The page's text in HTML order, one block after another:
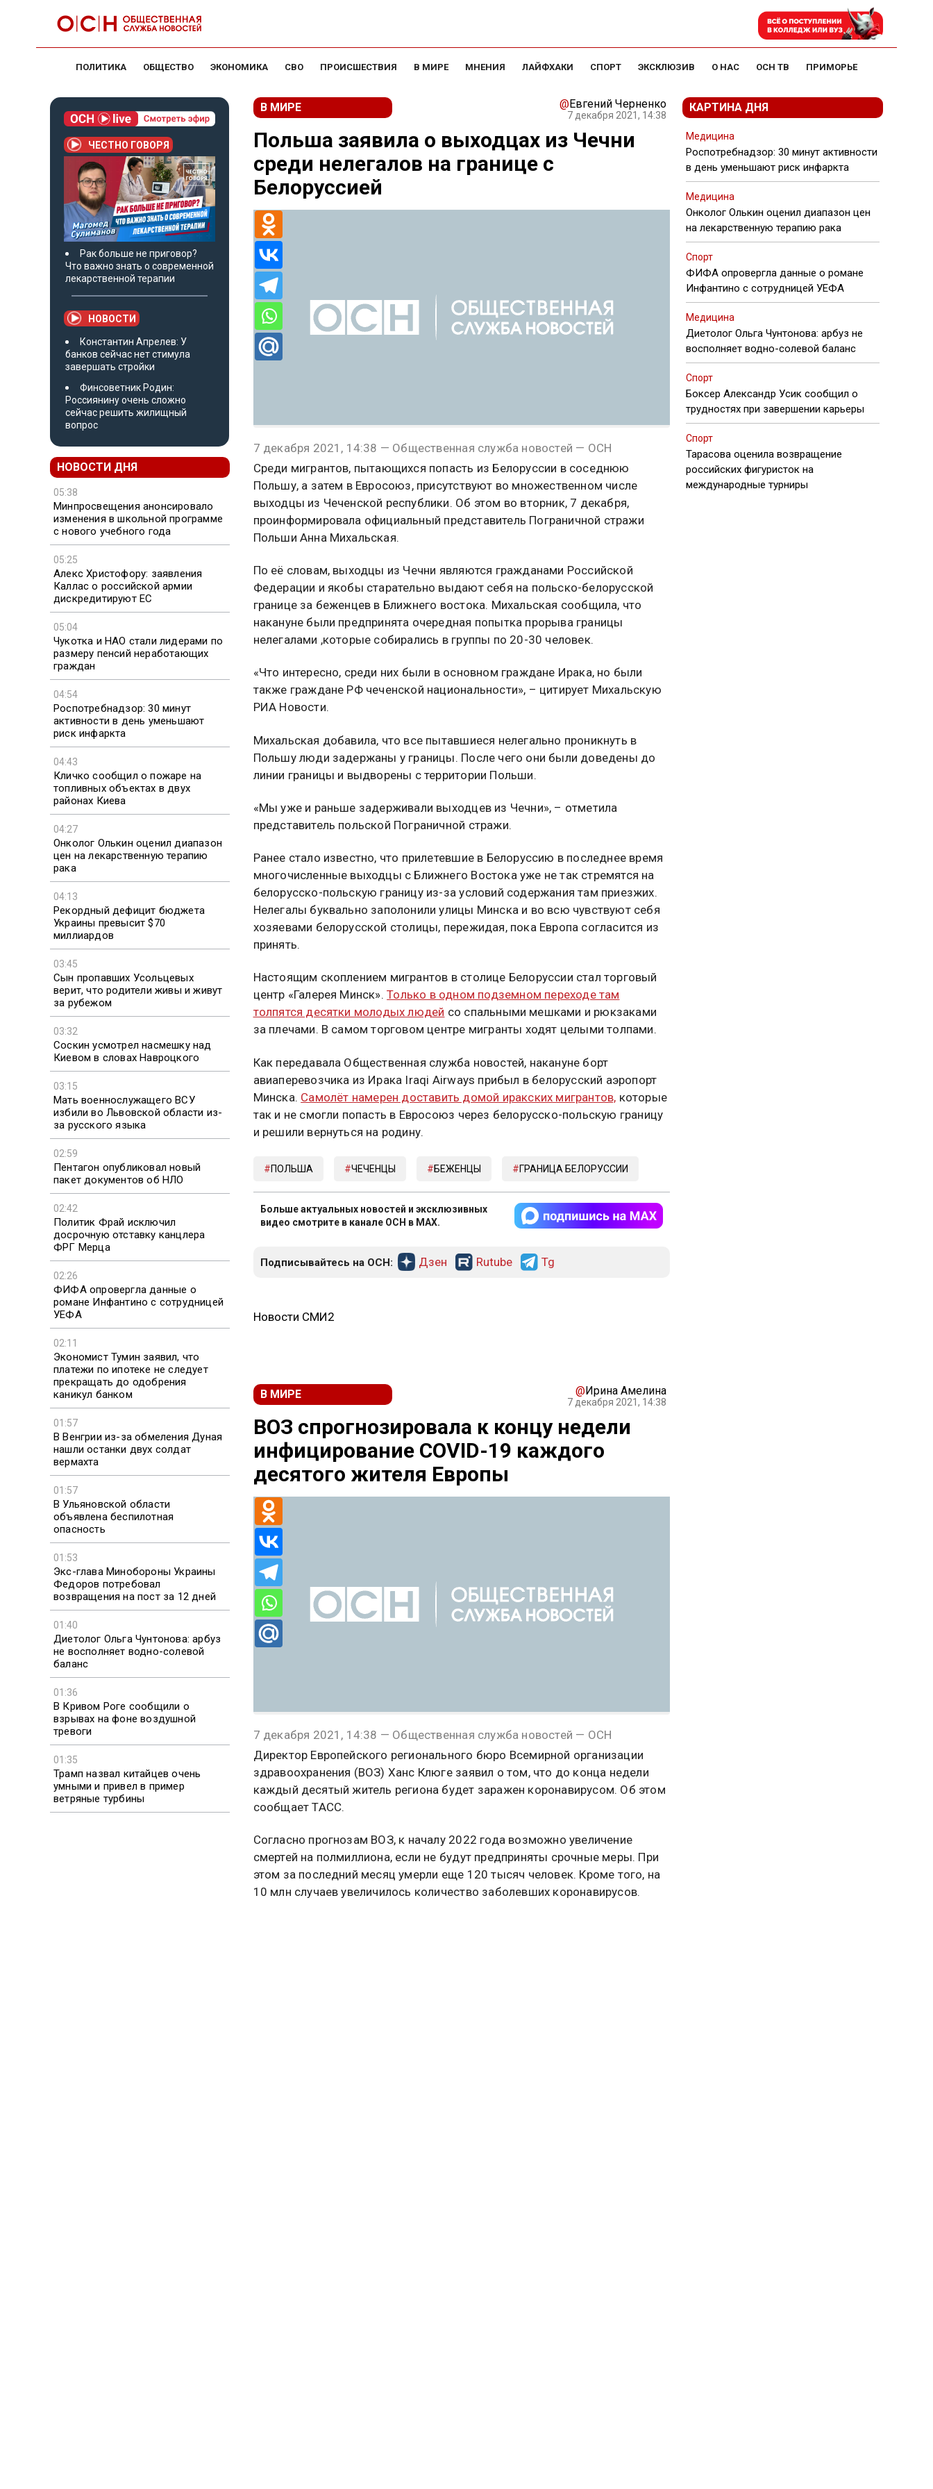
ПОЛИТИКА ОБЩЕСТВО ЭКОНОМИКА СВО ПРОИСШЕСТВИЯ В МИРЕ МНЕНИЯ ЛАЙФХАКИ СПОРТ ЭКСКЛЮЗИВ О НАС ОСН ТВ ПРИМОРЬЕ
ЧЕСТНО ГОВОРЯ
Рак больше не приговор?
Что важно знать о современной
лекарственной терапии
НОВОСТИ
Константин Апрелев: У
банков сейчас нет стимула
завершать стройки
Финсоветник Родин:
Россиянину очень сложно
сейчас решить жилищный
вопрос
НОВОСТИ ДНЯ
05:38
Минпросвещения анонсировало
изменения в школьной программе
с нового учебного года
05:25
Алекс Христофору: заявления
Каллас о российской армии
дискредитируют ЕС
05:04
Чукотка и НАО стали лидерами по
размеру пенсий неработающих
граждан
04:54
Роспотребнадзор: 30 минут
активности в день уменьшают
риск инфаркта
04:43
Кличко сообщил о пожаре на
топливных объектах в двух
районах Киева
04:27
Онколог Олькин оценил диапазон
цен на лекарственную терапию
рака
04:13
Рекордный дефицит бюджета
Украины превысит $70
миллиардов
03:45
Сын пропавших Усольцевых
верит, что родители живы и живут
за рубежом
03:32
Соскин усмотрел насмешку над
Киевом в словах Навроцкого
03:15
Мать военнослужащего ВСУ
избили во Львовской области из-
за русского языка
02:59
Пентагон опубликовал новый
пакет документов об НЛО
02:42
Политик Фрай исключил
досрочную отставку канцлера
ФРГ Мерца
02:26
ФИФА опровергла данные о
романе Инфантино с сотрудницей
УЕФА
02:11
Экономист Тумин заявил, что
платежи по ипотеке не следует
прекращать до одобрения
каникул банком
01:57
В Венгрии из-за обмеления Дуная
нашли останки двух солдат
вермахта
01:57
В Ульяновской области
объявлена беспилотная
опасность
01:53
Экс-глава Минобороны Украины
Федоров потребовал
возвращения на пост за 12 дней
01:40
Диетолог Ольга Чунтонова: арбуз
не восполняет водно-солевой
баланс
01:36
В Кривом Роге сообщили о
взрывах на фоне воздушной
тревоги
01:35
Трамп назвал китайцев очень
умными и привел в пример
ветряные турбины
В МИРЕ @Евгений Черненко
7 декабря 2021, 14:38
Польша заявила о выходцах из Чечни
среди нелегалов на границе с
Белоруссией
7 декабря 2021, 14:38 — Общественная служба новостей — ОСН
Среди мигрантов, пытающихся попасть из Белоруссии в соседнюю
Польшу, а затем в Евросоюз, присутствуют во множественном числе
выходцы из Чеченской республики. Об этом во вторник, 7 декабря,
проинформировала официальный представитель Пограничной стражи
Польши Анна Михальская.
По её словам, выходцы из Чечни являются гражданами Российской
Федерации и якобы старательно выдают себя на польско-белорусской
границе за беженцев в Ближнего востока. Михальская сообщила, что
накануне были предпринята очередная попытка прорыва границы
нелегалами ,которые собирались в группы по 20-30 человек.
«Что интересно, среди них были в основном граждане Ирака, но были
также граждане РФ чеченской национальности», – цитирует Михальскую
РИА Новости.
Михальская добавила, что все пытавшиеся нелегально проникнуть в
Польшу люди задержаны у границы. После чего они были доведены до
линии границы и выдворены с территории Польши.
«Мы уже и раньше задерживали выходцев из Чечни», – отметила
представитель польской Пограничной стражи.
Ранее стало известно, что прилетевшие в Белоруссию в последнее время
многочисленные выходцы с Ближнего Востока уже не так стремятся на
белорусско-польскую границу из-за условий содержания там приезжих.
Нелегалы буквально заполонили улицы Минска и во всю чувствуют себя
хозяевами белорусской столицы, пережидая, пока Европа согласится из
принять.
Настоящим скоплением мигрантов в столице Белоруссии стал торговый
центр «Галерея Минск».Только в одном подземном переходе там
толпятся десятки молодых людей со спальными мешками и рюкзаками
за плечами. В самом торговом центре мигранты ходят целыми толпами.
Как передавала Общественная служба новостей, накануне борт
авиаперевозчика из Ирака Iraqi Airways прибыл в белорусский аэропорт
Минска. Самолёт намерен доставить домой иракских мигрантов, которые
так и не смогли попасть в Евросоюз через белорусско-польскую границу
и решили вернуться на родину.
ПОЛЬША ЧЕЧЕНЦЫ БЕЖЕНЦЫ ГРАНИЦА БЕЛОРУССИИ
Больше актуальных новостей и эксклюзивных
видео смотрите в канале ОСН в MAX.
Подписывайтесь на ОСН: Дзен Rutube Tg
Новости СМИ2
В МИРЕ @Ирина Амелина
7 декабря 2021, 14:38
ВОЗ спрогнозировала к концу недели
инфицирование COVID-19 каждого
десятого жителя Европы
7 декабря 2021, 14:38 — Общественная служба новостей — ОСН
Директор Европейского регионального бюро Всемирной организации
здравоохранения (ВОЗ) Ханс Клюге заявил о том, что до конца недели
каждый десятый житель региона будет заражен коронавирусом. Об этом
сообщает ТАСС.
Согласно прогнозам ВОЗ, к началу 2022 года возможно увеличение
смертей на полмиллиона, если не будут предприняты срочные меры. При
этом за последний месяц умерли еще 120 тысяч человек. Кроме того, на
10 млн случаев увеличилось количество заболевших коронавирусов.
КАРТИНА ДНЯ
Медицина
Роспотребнадзор: 30 минут активности
в день уменьшают риск инфаркта
Медицина
Онколог Олькин оценил диапазон цен
на лекарственную терапию рака
Спорт
ФИФА опровергла данные о романе
Инфантино с сотрудницей УЕФА
Медицина
Диетолог Ольга Чунтонова: арбуз не
восполняет водно-солевой баланс
Спорт
Боксер Александр Усик сообщил о
трудностях при завершении карьеры
Спорт
Тарасова оценила возвращение
российских фигуристок на
международные турниры